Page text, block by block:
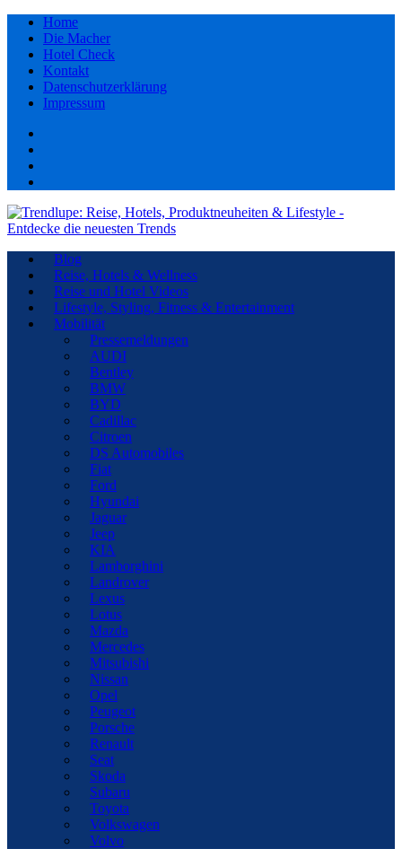
Home
Die Macher
Hotel Check
Kontakt
Datenschutzerklärung
Impressum
Blog
Reise, Hotels & Wellness
Reise und Hotel Videos
Lifestyle, Styling, Fitness & Entertainment
Mobilität
Pressemeldungen
AUDI
Bentley
BMW
BYD
Cadillac
Citroen
DS Automobiles
Fiat
Ford
Hyundai
Jaguar
Jeep
KIA
Lamborghini
Landrover
Lexus
Lotus
Mazda
Mercedes
Mitsubishi
Nissan
Opel
Peugeot
Porsche
Renault
Seat
Skoda
Subaru
Toyota
Volkswagen
Volvo